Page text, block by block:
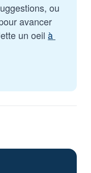
ou
avancer
un oeil à